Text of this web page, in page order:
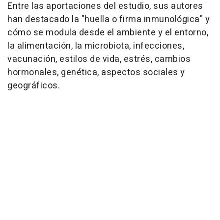
Entre las aportaciones del estudio, sus autores
han destacado la "huella o firma inmunológica" y
cómo se modula desde el ambiente y el entorno,
la alimentación, la microbiota, infecciones,
vacunación, estilos de vida, estrés, cambios
hormonales, genética, aspectos sociales y
geográficos.